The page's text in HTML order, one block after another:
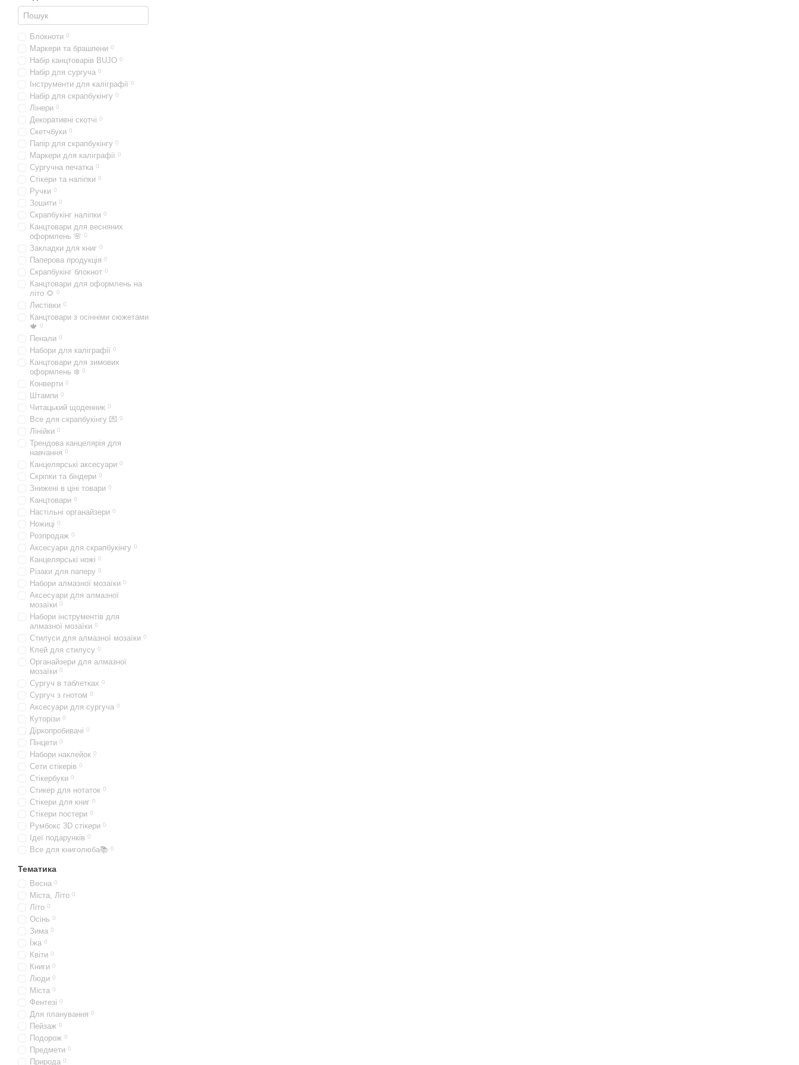
Блокноти 0
Маркери та брашпени 0
Набір канцтоварів BUJO 0
Набір для сургуча 0
Інструменти для каліграфії 0
Набір для скрапбукінгу 0
Лінери 0
Декоративні скотчі 0
Скетчбуки 0
Папір для скрапбукінгу 0
Маркери для каліграфії 0
Сургучна печатка 0
Стікери та наліпки 0
Ручки 0
Зошити 0
Скрапбукінг наліпки 0
Канцтовари для весняних
оформлень 🌸 0
Закладки для книг 0
Паперова продукція 0
Скрапбукінг блокнот 0
Канцтовари для оформлень на
літо 🌻 0
Листівки 0
Канцтовари з осінніми сюжетами
🍁 0
Пенали 0
Набори для каліграфії 0
Канцтовари для зимових
оформлень ❄️ 0
Конверти 0
Штампи 0
Читацький щоденник 0
Все для скрапбукінгу 💌 0
Лінійки 0
Трендова канцелярія для
навчання 0
Канцелярські аксесуари 0
Скріпки та біндери 0
Знижені в ціні товари 0
Канцтовари 0
Настільні органайзери 0
Ножиці 0
Розпродаж 0
Аксесуари для скрапбукінгу 0
Канцелярські ножі 0
Різаки для паперу 0
Набори алмазної мозаїки 0
Аксесуари для алмазної
мозаїки 0
Набори інструментів для
алмазної мозаїки 0
Стилуси для алмазної мозаїки 0
Клей для стилусу 0
Органайзери для алмазної
мозаїки 0
Сургуч в таблетках 0
Сургуч з гнотом 0
Аксесуари для сургуча 0
Куторізи 0
Діркопробивачі 0
Пінцети 0
Набори наклейок 0
Сети стікерів 0
Стікербуки 0
Стикер для нотаток 0
Стікери для книг 0
Стікери постери 0
Румбокс 3D стікери 0
Ідеї подарунків 0
Все для книголюба📚 0
Тематика
Весна 0
Міста, Літо 0
Літо 0
Осінь 0
Зима 0
Їжа 0
Квіти 0
Книги 0
Люди 0
Міста 0
Фентезі 0
Для планування 0
Пейзаж 0
Подорож 0
Предмети 0
Природа 0